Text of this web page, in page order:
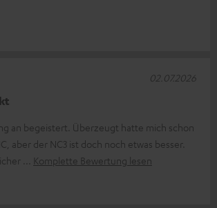
an begeistert. Überzeugt hatte mich schon
aber der NC3 ist doch noch etwas besser.
Komplette Bewertung lesen
02.07.2026